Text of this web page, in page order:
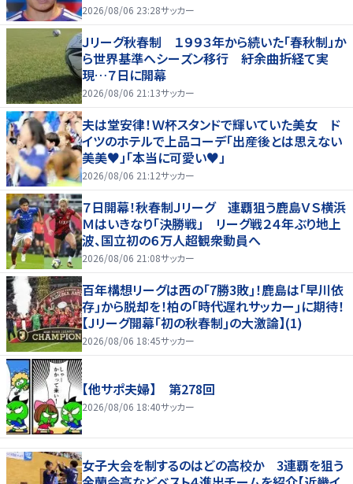
2026/08/06 23:28サッカー
Ｊリーグ秋春制 １９９３年から続いた「春秋制」か
ら世界基準へシーズン移行 紆余曲折経て実
現…７日に開幕
2026/08/06 21:13サッカー
夫は堂安律！Ｗ杯スタンドで輝いていた美女 ド
イツのホテルで上品コーデ「出産後とは思えない
美美♥」「本当に可愛い♥」
2026/08/06 21:12サッカー
７日開幕！秋春制Ｊリーグ 連覇狙う鹿島ＶＳ横浜
Ｍはいきなり「決勝戦」 リーグ戦２４年ぶり地上
波、国立初の６万人超観衆動員へ
2026/08/06 21:08サッカー
百年構想リーグは西の｢7勝3敗｣！鹿島は｢早川依
存｣から脱却を！柏の｢時代遅れサッカー｣に期待！
【Jリーグ開幕｢初の秋春制｣の大激論】(1)
2026/08/06 18:45サッカー
【他サポ夫婦】 第278回
2026/08/06 18:40サッカー
女子大会を制するのはどの高校か 3連覇を狙う